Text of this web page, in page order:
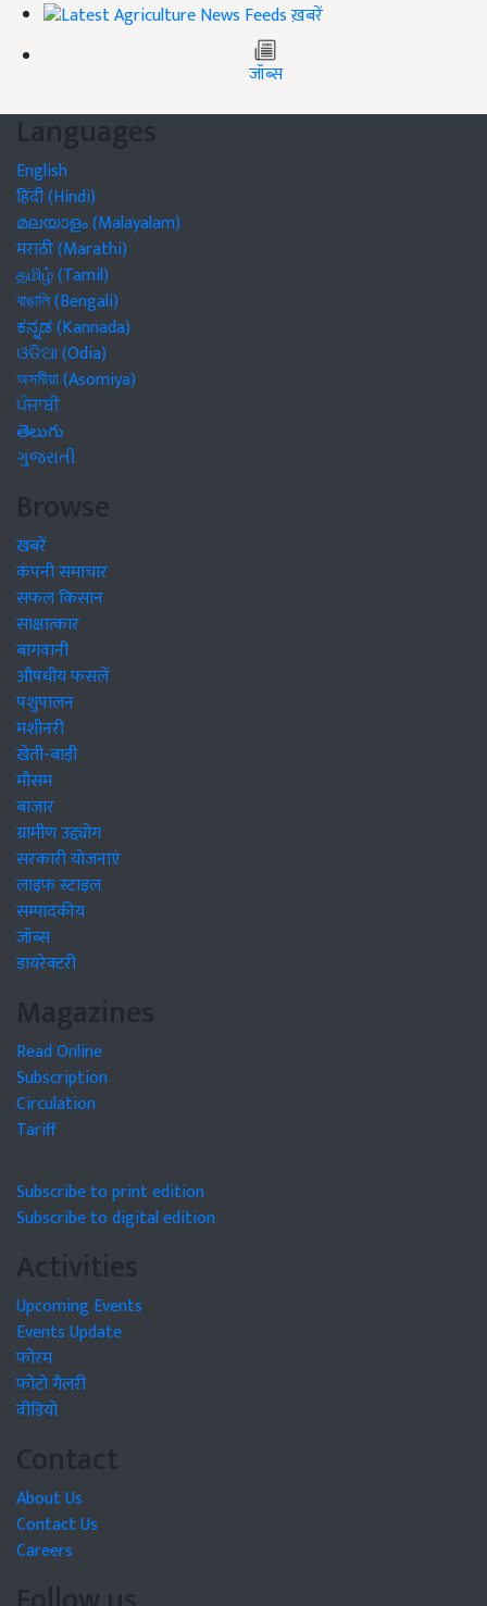
ख़बरें
जॉब्स
Languages
English
हिंदी (Hindi)
മലയാളം (Malayalam)
मराठी (Marathi)
தமிழ் (Tamil)
বাঙালি (Bengali)
ಕನ್ನಡ (Kannada)
ଓଡିଆ (Odia)
অসমীয়া (Asomiya)
ਪੰਜਾਬੀ
తెలుగు
ગુજરાતી
Browse
खबरें
कंपनी समाचार
सफल किसान
साक्षात्कार
बागवानी
औषधीय फसलें
पशुपालन
मशीनरी
खेती-बाड़ी
मौसम
बाजार
ग्रामीण उद्द्योग
सरकारी योजनाएं
लाइफ स्टाइल
सम्पादकीय
जॉब्स
डायरेक्टरी
Magazines
Read Online
Subscription
Circulation
Tariff
Subscribe to print edition
Subscribe to digital edition
Activities
Upcoming Events
Events Update
फोरम
फोटो गैलरी
वीडियो
Contact
About Us
Contact Us
Careers